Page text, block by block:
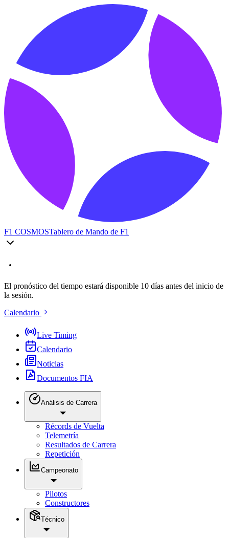
F1 COSMOSTablero de Mando de F1
El pronóstico del tiempo estará disponible 10 días antes del inicio de
la sesión.
Calendario
Live Timing
Calendario
Noticias
Documentos FIA
Análisis de Carrera
Récords de Vuelta
Telemetría
Resultados de Carrera
Repetición
Campeonato
Pilotos
Constructores
Técnico